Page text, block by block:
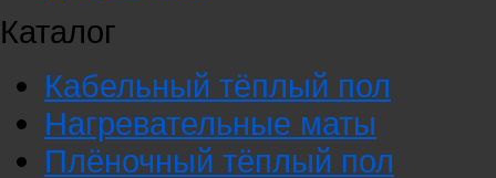
Каталог
Кабельный тёплый пол
Нагревательные маты
Плёночный тёплый пол